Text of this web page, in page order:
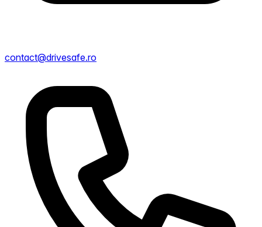
contact@drivesafe.ro